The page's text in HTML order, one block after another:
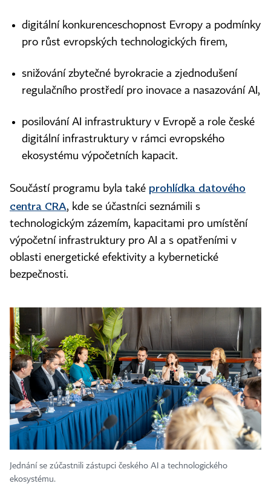
digitální konkurenceschopnost Evropy a podmínky
pro růst evropských technologických firem,
snižování zbytečné byrokracie a zjednodušení
regulačního prostředí pro inovace a nasazování AI,
posilování AI infrastruktury v Evropě a role české
digitální infrastruktury v rámci evropského
ekosystému výpočetních kapacit.
Součástí programu byla také prohlídka datového
centra CRA, kde se účastníci seznámili s
technologickým zázemím, kapacitami pro umístění
výpočetní infrastruktury pro AI a s opatřeními v
oblasti energetické efektivity a kybernetické
bezpečnosti.
Jednání se zúčastnili zástupci českého AI a technologického
ekosystému.